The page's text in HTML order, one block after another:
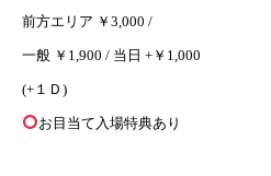
前方エリア ￥3,000 /
一般 ￥1,900 / 当日 +￥1,000
(+１Ｄ)
お目当て入場特典あり